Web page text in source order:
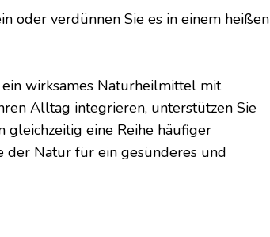
oder verdünnen Sie es in einem heißen
wirksames Naturheilmittel mit
Alltag integrieren, unterstützen Sie
eine Reihe häufiger
der Natur für ein gesünderes und